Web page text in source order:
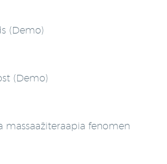
(Demo)
(Demo)
massaažiteraapia fenomen